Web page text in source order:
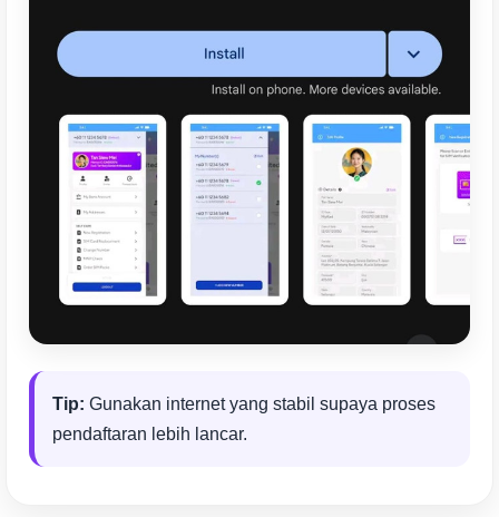
Tip: Gunakan internet yang stabil supaya proses
pendaftaran lebih lancar.